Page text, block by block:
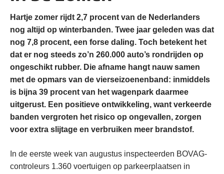
Hartje zomer rijdt 2,7 procent van de Nederlanders
nog altijd op winterbanden. Twee jaar geleden was dat
nog 7,8 procent, een forse daling. Toch betekent het
dat er nog steeds zo’n 260.000 auto’s rondrijden op
ongeschikt rubber. Die afname hangt nauw samen
met de opmars van de vierseizoenenband: inmiddels
is bijna 39 procent van het wagenpark daarmee
uitgerust. Een positieve ontwikkeling, want verkeerde
banden vergroten het risico op ongevallen, zorgen
voor extra slijtage en verbruiken meer brandstof.
In de eerste week van augustus inspecteerden BOVAG-
controleurs 1.360 voertuigen op parkeerplaatsen in